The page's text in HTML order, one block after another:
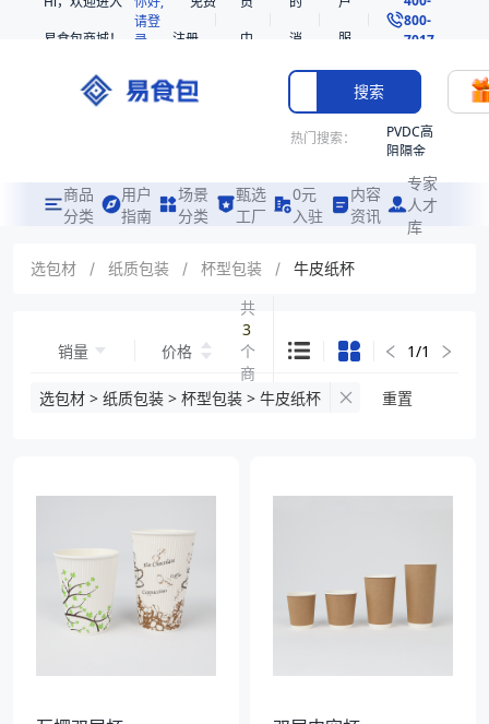
易食包商城！
请登
录
注册
中
消
息
服
务
800-
7017
搜索
热门搜索：
PVDC高
阻隔金
共挤热
收缩袋
221360
烤箱袋
袋
商品
分类
用户
指南
场景
分类
甄选
工厂
0元
入驻
内容
资讯
专家
人才
库
选包材 / 纸质包装 / 杯型包装 / 牛皮纸杯
销量 价格
共
3
个
商
品
1/1
选包材 > 纸质包装 > 杯型包装 > 牛皮纸杯 重置